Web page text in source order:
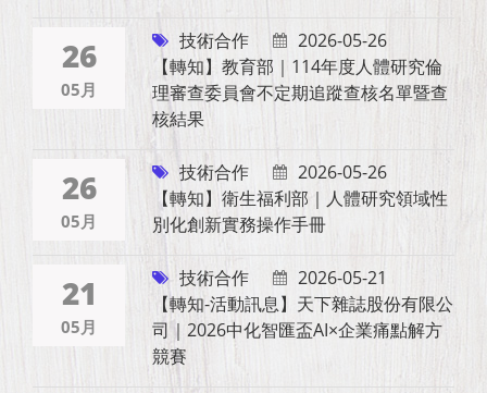
26
05月
技術合作
2026-05-26
【轉知】教育部｜114年度人體研究倫
理審查委員會不定期追蹤查核名單暨查
核結果
26
05月
技術合作
2026-05-26
【轉知】衛生福利部｜人體研究領域性
別化創新實務操作手冊
21
05月
技術合作
2026-05-21
【轉知-活動訊息】天下雜誌股份有限公
司｜2026中化智匯盃AI×企業痛點解方
競賽